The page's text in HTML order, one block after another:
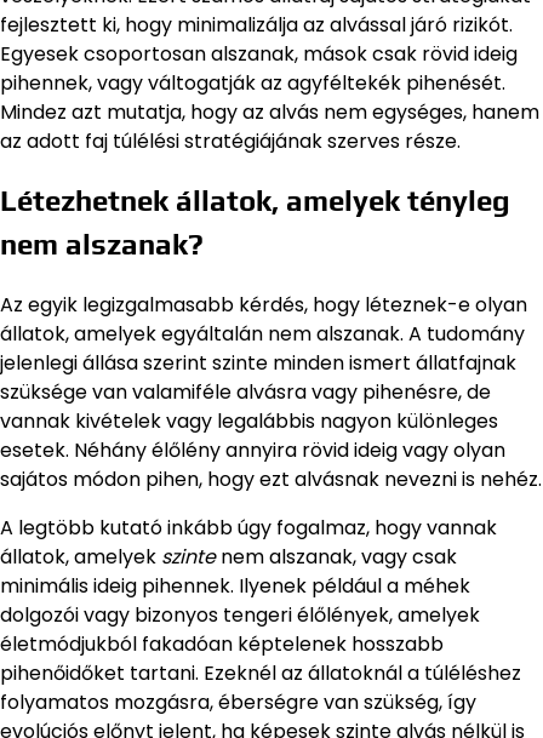
fejlesztett ki, hogy minimalizálja az alvással járó rizikót.
Egyesek csoportosan alszanak, mások csak rövid ideig
pihennek, vagy váltogatják az agyféltekék pihenését.
Mindez azt mutatja, hogy az alvás nem egységes, hanem
az adott faj túlélési stratégiájának szerves része.
Létezhetnek állatok, amelyek tényleg
nem alszanak?
Az egyik legizgalmasabb kérdés, hogy léteznek-e olyan
állatok, amelyek egyáltalán nem alszanak. A tudomány
jelenlegi állása szerint szinte minden ismert állatfajnak
szüksége van valamiféle alvásra vagy pihenésre, de
vannak kivételek vagy legalábbis nagyon különleges
esetek. Néhány élőlény annyira rövid ideig vagy olyan
sajátos módon pihen, hogy ezt alvásnak nevezni is nehéz.
A legtöbb kutató inkább úgy fogalmaz, hogy vannak
állatok, amelyek szintenem alszanak, vagy csak
minimális ideig pihennek. Ilyenek például a méhek
dolgozói vagy bizonyos tengeri élőlények, amelyek
életmódjukból fakadóan képtelenek hosszabb
pihenőidőket tartani. Ezeknél az állatoknál a túléléshez
folyamatos mozgásra, éberségre van szükség, így
evolúciós előnyt jelent, ha képesek szinte alvás nélkül is